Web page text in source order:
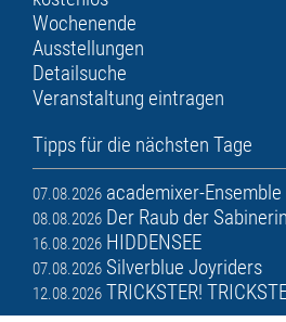
Wochenende
Ausstellungen
Detailsuche
Veranstaltung eintragen
Tipps für die nächsten Tage
07.08.2026 academixer-Ensemble
08.08.2026 Der Raub der
16.08.2026 HIDDENSEE
07.08.2026 Silverblue Joyriders
12.08.2026 TRICKSTER!